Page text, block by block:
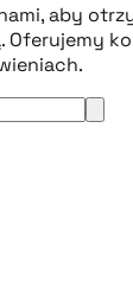
aby
Oferujemy